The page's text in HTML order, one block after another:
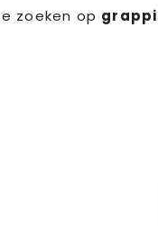
zoeken op